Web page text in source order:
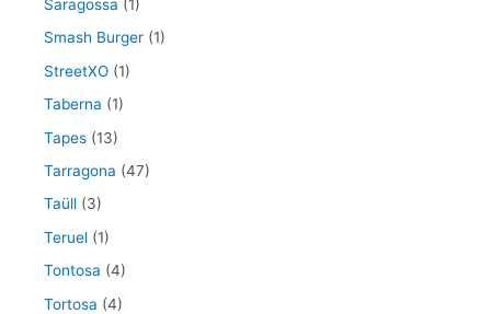
Saragossa (1)
Smash Burger (1)
StreetXO (1)
Taberna (1)
Tapes (13)
Tarragona (47)
Taüll (3)
Teruel (1)
Tontosa (4)
Tortosa (4)